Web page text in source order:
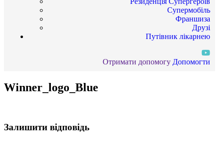
Супермобіль
Франшиза
Друзі
Путівник лікарнею
Отримати допомогу Допомогти
Winner_logo_Blue
Залишити відповідь